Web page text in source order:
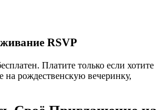
RSVP
Платите только если хотите
на рождественскую вечеринку,